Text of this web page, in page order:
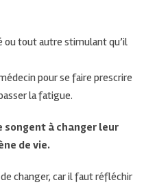
ou tout autre stimulant qu’il
pour se faire prescrire
la fatigue.
songent à changer leur
de vie.
changer, car il faut réfléchir